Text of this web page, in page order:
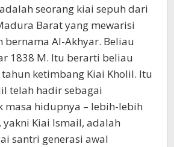
seorang kiai sepuh dari
Barat yang mewarisi
bernama Al-Akhyar. Beliau
1838 M. Itu berarti beliau
ketimbang Kiai Kholil. Itu
telah hadir sebagai
masa hidupnya – lebih-lebih
yakni Kiai Ismail, adalah
santri generasi awal